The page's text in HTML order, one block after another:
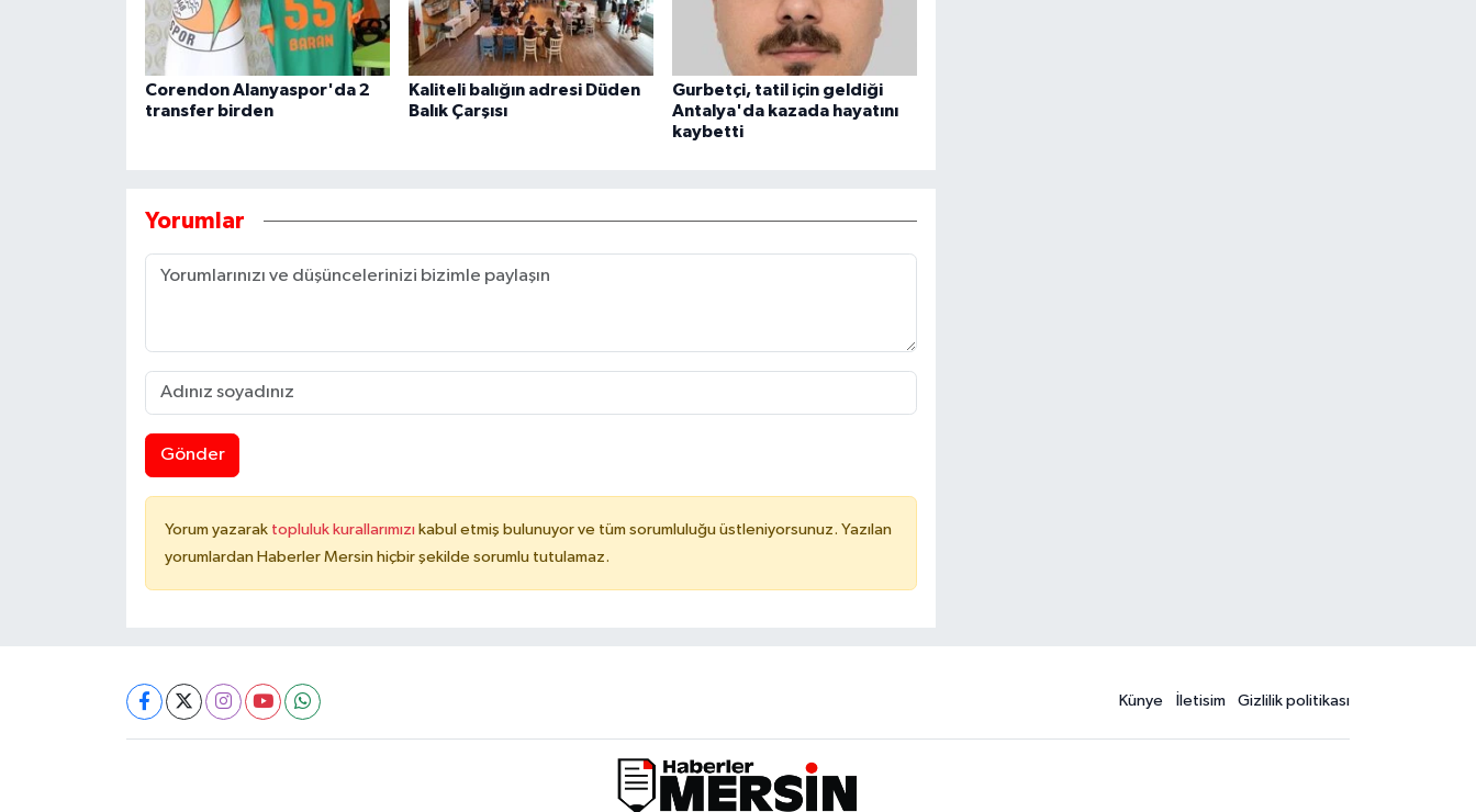
Corendon Alanyaspor'da 2
transfer birden
Kaliteli balığın adresi Düden
Balık Çarşısı
Gurbetçi, tatil için geldiği
Antalya'da kazada hayatını
kaybetti
Yorumlar
Gönder
Yorum yazarak topluluk kurallarımızı kabul etmiş bulunuyor ve tüm sorumluluğu üstleniyorsunuz. Yazılan
yorumlardan Haberler Mersin hiçbir şekilde sorumlu tutulamaz.
Künye İletisim Gizlilik politikası